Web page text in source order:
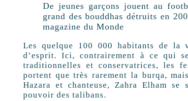
De jeunes garçons jouent au
grand des bouddhas détruits en
magazine du Monde
Les quelque 100 000 habitants de la
d’esprit. Ici, contrairement à ce qui
traditionnelles et conservatrices, les
portent que très rarement la burqa,
Hazara et chanteuse, Zahra Elham
pouvoir des talibans.